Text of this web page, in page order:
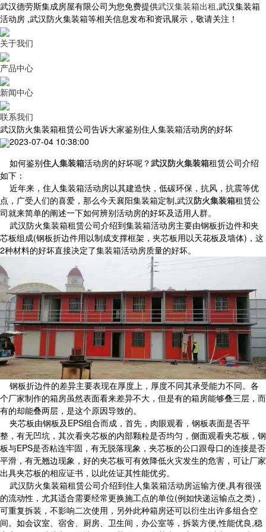
武汉德劳斯集成房屋有限公司为您免费提供武汉集装箱出租,武汉集装箱
活动房 ,武汉防火集装箱等相关信息发布和资讯展示，敬请关注！
关于我们
产品中心
新闻中心
联系我们
武汉防火集装箱租赁公司告诉大家鉴别住人集装箱活动房的好坏
2023-07-04 10:38:00
如何鉴别住人集装箱活动房的好坏呢？武汉防火集装箱租赁公司介绍
如下：
近年来，住人集装箱活动房以其建造快，低碳环保，抗风，抗震等优
点，广受人们的喜爱，那么今天襄阳集装箱定制,武汉防火集装箱租赁公
司就来简单的阐述一下如何辨别活动房的好坏及适用人群。
武汉防火集装箱租赁公司介绍到集装箱活动房主要由钢板折边件和夹
芯板组成(钢板折边件用以制成支撑框架，夹芯板用以天花板及墙体)，这
2种材料的好坏直接决定了集装箱活动房质量的好坏。
钢板折边件的差异主要表现在厚度上，厚度不同其承受能力不同。各
个厂家制作的箱房虽然表面看来差异不大，但是有的箱房能够叠三层，而
有的却能叠两层，是这个原因导致的。
夹芯板由钢板及EPS组合而成，首先，肉眼观看，钢板表面是否平
整，有无凹坑，其次看夹芯板的内部颗粒是否均匀，侧面观看夹芯板，钢
板与EPS是否粘连牢固，有无脱落现象，夹芯板的公口跟母口的连接是否
平滑，有无翘边现象，好的夹芯板可有效降低火灾发生的危害，可让厂家
出具夹芯板的相应证书，以此佐证其性能优劣。
武汉防火集装箱租赁公司介绍到住人集装箱活动房运输方便,具有很强
的流动性，尤其适合需要经常更换施工点的单位(例如快递运输点之类)，
可重复拆装，不影响二次使用，另外此种箱房还可以衍生出许多组合空
间。如会议室、宿舍、厨房、卫生间，办公室等，拆装方便,性能优良,稳